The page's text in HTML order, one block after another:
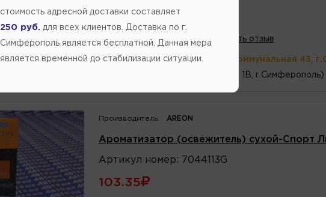
223.00
В избранное Написать отзыв
В магазине: больше 10 шт (ул.Коммунальная 43,
(ул.Федоренко 1В, г.Симферополь)
Производитель: AREON
Ароматизатор (освежитель) сухой-Спорт
Артикул номер : 7044113G
103.35
стоимость адресной доставки составляет
250 руб. для всех клиентов. Доставка по г.
Симферополь является бесплатной. Данная мера
является временной до стабилизации ситуации.